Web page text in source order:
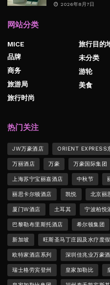
2026年8月7日
网站分类
MICE
品牌
商务
旅游局
旅行时尚
旅行目的
未分类
游轮
美食
热门关注
JW万豪酒店 ORIENT EXPRESS
万丽酒店 万豪 万豪国际集团
上海苏宁宝丽嘉酒店 中秋节
丽思卡尔顿酒店 凯悦 北京丽
厦门W酒店 土耳其 宁波柏悦
巴黎勒布里斯托酒店 希尔顿集团
新加坡 旺斯圣马丁庄园及水疗度
欧特家酒店系列 深圳佳兆业万豪
瑞士格劳宾登州 皇家加勒比